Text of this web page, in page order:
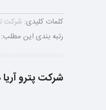
کلمات کلیدی: شرکت
رتبه بندی این مطلب:
شرکت پترو